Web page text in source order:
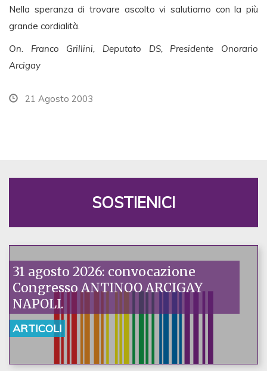
Nella speranza di trovare ascolto vi salutiamo con la più
grande cordialità.
On. Franco Grillini, Deputato DS, Presidente Onorario
Arcigay
21 Agosto 2003
SOSTIENICI
31 agosto 2026: convocazione
Congresso ANTINOO ARCIGAY
NAPOLI.
ARTICOLI